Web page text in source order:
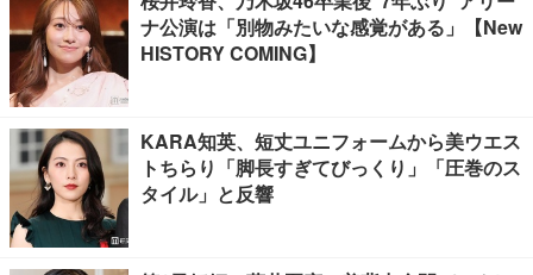
ナ公演は「別物みたいな感覚がある」【New
HISTORY COMING】
KARA知英、短丈ユニフォームから美ウエス
トちらり「脚長すぎてびっくり」「圧巻のス
タイル」と反響